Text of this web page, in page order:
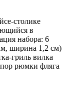
столике
в
набора: 6
ширина 1,2 см)
гриль вилка
рюмки фляга